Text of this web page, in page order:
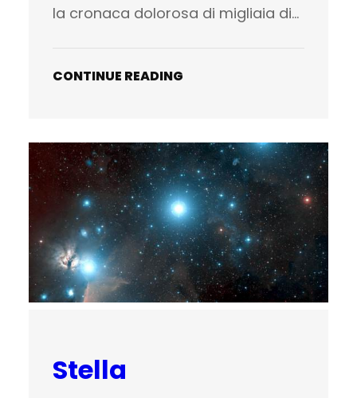
la cronaca dolorosa di migliaia di…
CONTINUE READING
Stella